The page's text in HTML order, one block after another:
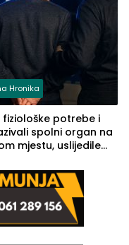
Hronika
fiziološke potrebe i
spolni organ na
mjestu, uslijedile